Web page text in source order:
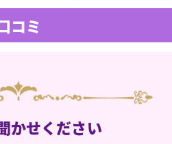
コミ
かせください